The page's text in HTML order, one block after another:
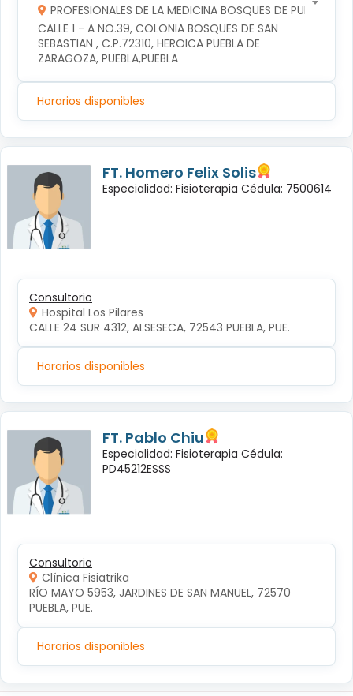
PROFESIONALES DE LA MEDICINA BOSQUES DE PUEBLA S
CALLE 1 - A NO.39, COLONIA BOSQUES DE SAN
SEBASTIAN , C.P.72310, HEROICA PUEBLA DE
ZARAGOZA, PUEBLA,PUEBLA
Horarios disponibles
FT. Homero Felix Solis
Especialidad: Fisioterapia Cédula: 7500614
Consultorio
Hospital Los Pilares
CALLE 24 SUR 4312, ALSESECA, 72543 PUEBLA, PUE.
Horarios disponibles
FT. Pablo Chiu
Especialidad: Fisioterapia Cédula:
PD45212ESSS
Consultorio
Clínica Fisiatrika
RÍO MAYO 5953, JARDINES DE SAN MANUEL, 72570
PUEBLA, PUE.
Horarios disponibles